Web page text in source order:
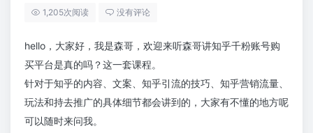
1,205次阅读 没有评论
hello，大家好，我是森哥，欢迎来听森哥讲知乎千粉账号购
买平台是真的吗？这一套课程。
针对于知乎的内容、文案、知乎引流的技巧、知乎营销流量、
玩法和持去推广的具体细节都会讲到的，大家有不懂的地方呢
可以随时来问我。